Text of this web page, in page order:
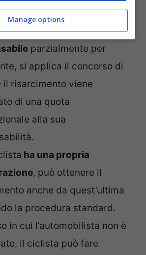
fisici.
viene ritenuto
parzialmente per
si applica il concorso di
il risarcimento viene
di una quota
alla sua
ha una propria
, può ottenere il
anche da quest’ultima
la procedura standard.
in cui l’automobilista non è
il ciclista può fare
Manage options